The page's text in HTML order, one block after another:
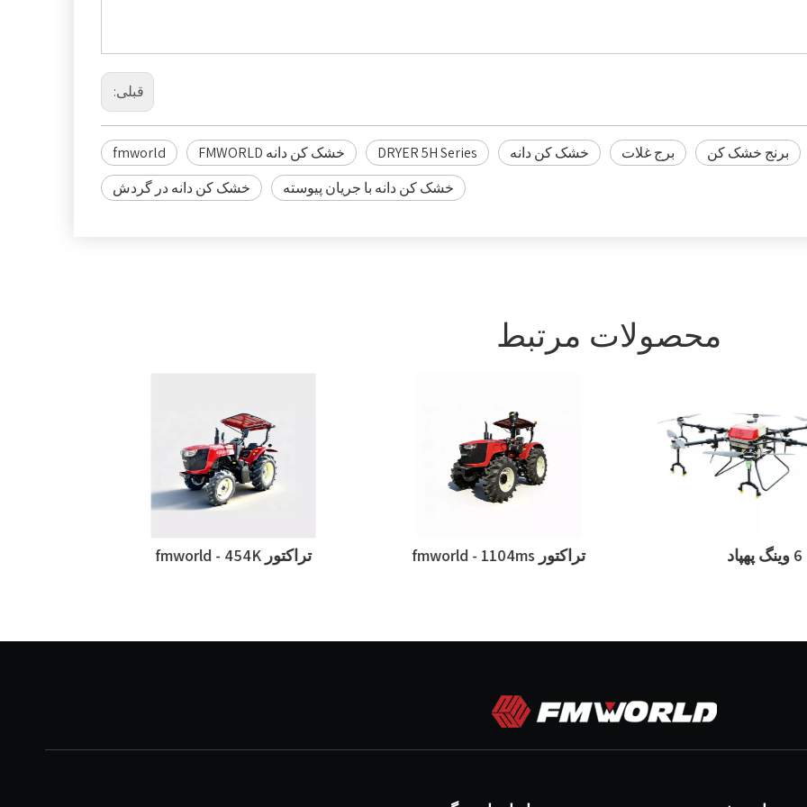
قبلی:
fmworld خشک کن دانه FMWORLD DRYER 5H Series خشک کن دانه برج غلات
برنج خشک کن
خشک کن دانه در گردش
خشک کن دانه با جریان پیوسته
محصولات مرتبط
تراکتور fmworld - 454K تراکتور fmworld - 1104ms 6 وینگ پهپاد